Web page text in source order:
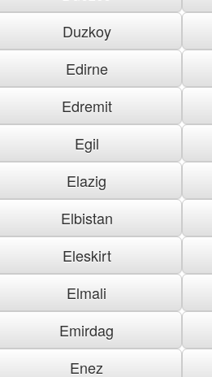
Duzkoy
Edirne
Edremit
Egil
Elazig
Elbistan
Eleskirt
Elmali
Emirdag
Enez